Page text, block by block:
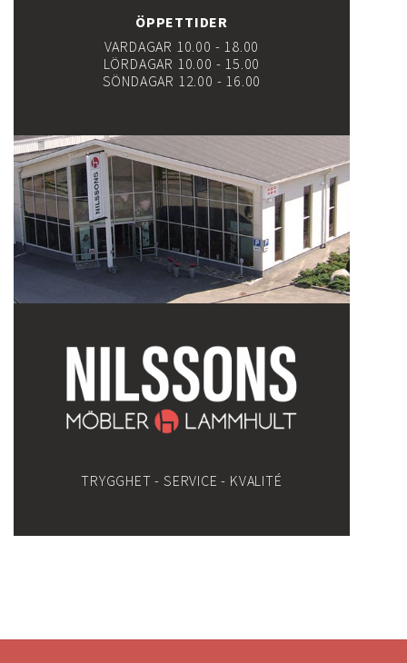
ÖPPETTIDER
VARDAGAR 10.00 - 18.00
LÖRDAGAR 10.00 - 15.00
SÖNDAGAR 12.00 - 16.00
TRYGGHET - SERVICE - KVALITÉ